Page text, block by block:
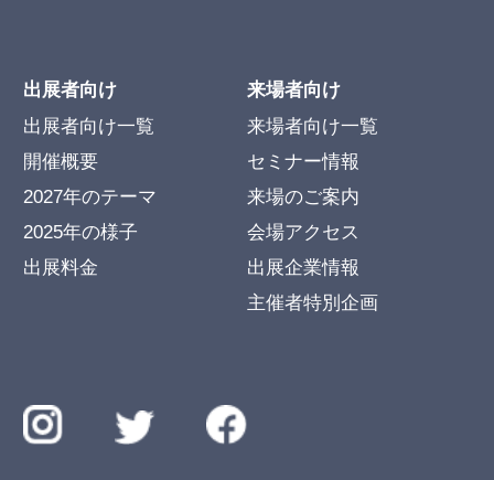
出展者向け
出展者向け一覧
開催概要
2027年のテーマ
2025年の様子
出展料金
来場者向け
来場者向け一覧
セミナー情報
来場のご案内
会場アクセス
出展企業情報
主催者特別企画